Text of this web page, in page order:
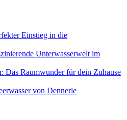
Einstieg in die
Unterwasserwelt im
Das Raumwunder für dein Zuhause
von Dennerle